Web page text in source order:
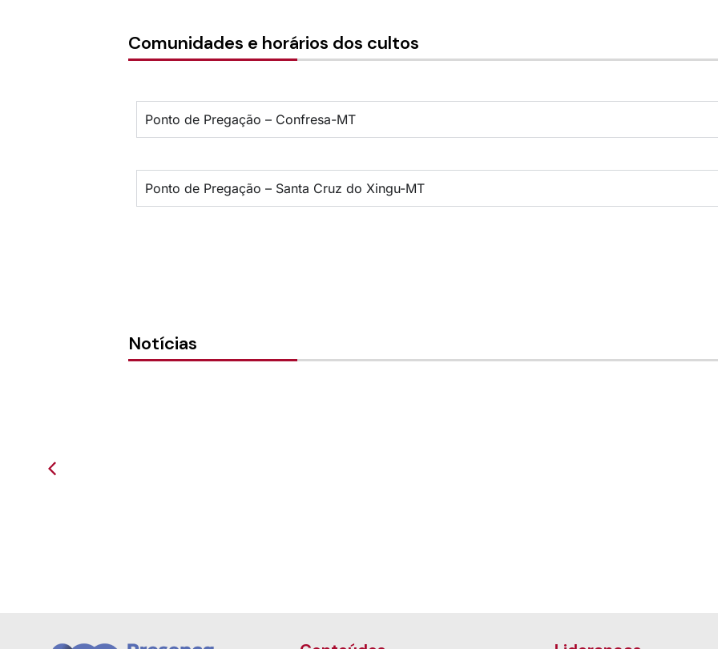
Comunidades e horários dos cultos
Ponto de Pregação – Confresa-MT
Ponto de Pregação – Santa Cruz do Xingu-MT
Notícias